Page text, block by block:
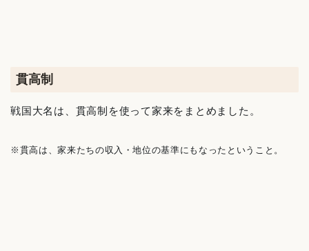
貫高制
戦国大名は、貫高制を使って家来をまとめました。
※貫高は、家来たちの収入・地位の基準にもなったということ。